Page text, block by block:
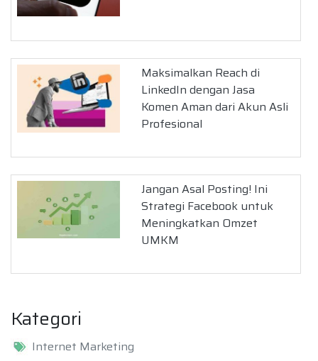
Maksimalkan Reach di
LinkedIn dengan Jasa
Komen Aman dari Akun Asli
Profesional
Jangan Asal Posting! Ini
Strategi Facebook untuk
Meningkatkan Omzet
UMKM
Kategori
Internet Marketing